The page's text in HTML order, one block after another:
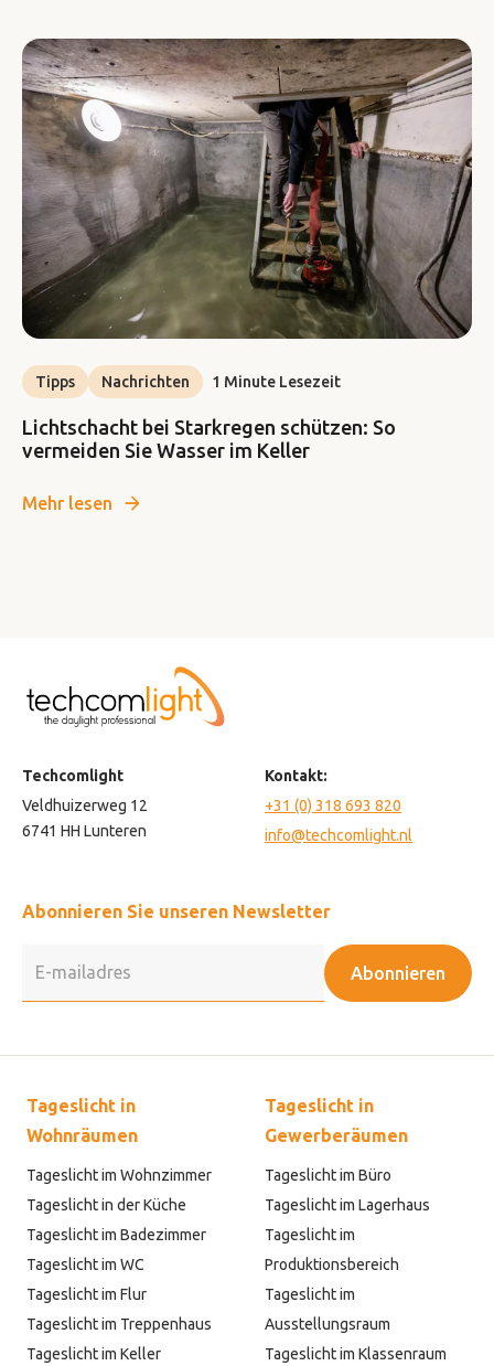
Tipps Nachrichten 1 Minute Lesezeit
Lichtschacht bei Starkregen schützen: So
vermeiden Sie Wasser im Keller
Mehr lesen
Techcomlight
Veldhuizerweg 12
6741 HH Lunteren
Kontakt:
+31 (0) 318 693 820
info@techcomlight.nl
Abonnieren Sie unseren Newsletter
Abonnieren
Tageslicht in
Wohnräumen
Tageslicht im Wohnzimmer
Tageslicht in der Küche
Tageslicht im Badezimmer
Tageslicht im WC
Tageslicht im Flur
Tageslicht im Treppenhaus
Tageslicht im Keller
Tageslicht in
Gewerberäumen
Tageslicht im Büro
Tageslicht im Lagerhaus
Tageslicht im
Produktionsbereich
Tageslicht im
Ausstellungsraum
Tageslicht im Klassenraum